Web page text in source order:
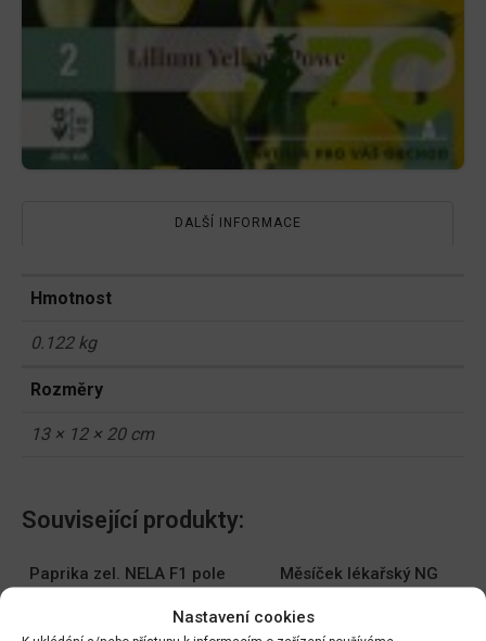
Nastavení cookies
DALŠÍ INFORMACE
Hmotnost
0.122 kg
Rozměry
13 × 12 × 20 cm
Související produkty:
Paprika zel. NELA F1 pole
Měsíček lékařský NG
DO KOŠÍKU